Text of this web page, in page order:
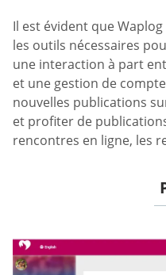
Il est évident que
les outils nécessaires
une interaction à part
et une gestion de
nouvelles publications
et profiter de
rencontres en ligne, les